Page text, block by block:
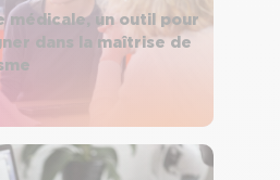
médicale, un outil pour
dans la maîtrise de